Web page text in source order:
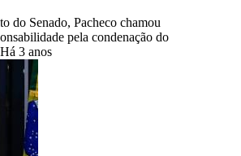
do Senado, Pacheco chamou
pela condenação do
Há 3 anos